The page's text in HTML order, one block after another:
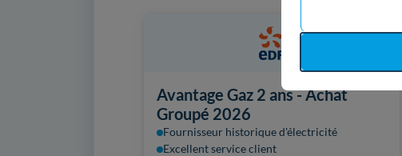
Avantage Gaz 2 ans - Achat
Groupé 2026
Fournisseur historique d'électricité
Excellent service client